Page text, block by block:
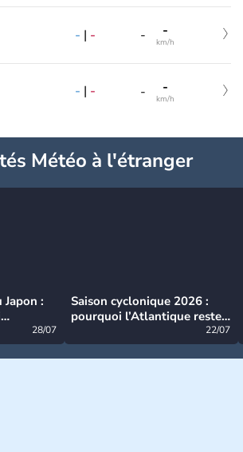
- | - - -
km/h
- | - - -
km/h
Météo à l'étranger
Japon :
28/07
Saison cyclonique 2026 :
pourquoi l’Atlantique reste
22/07